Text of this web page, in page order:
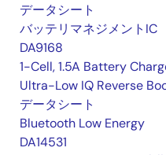
データシート
バッテリマネジメントIC
DA9168
1-Cell, 1.5A Battery
Ultra-Low IQ Reverse
データシート
Bluetooth Low Energy
DA14531